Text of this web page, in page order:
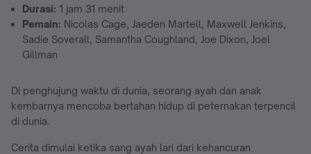
Durasi: 1 jam 31 menit
Pemain: Nicolas Cage, Jaeden Martell, Maxwell Jenkins,
Sadie Soverall, Samantha Coughland, Joe Dixon, Joel
Gillman
Di penghujung waktu di dunia, seorang ayah dan anak
kembarnya mencoba bertahan hidup di peternakan terpencil
di dunia.
Cerita dimulai ketika sang ayah lari dari kehancuran